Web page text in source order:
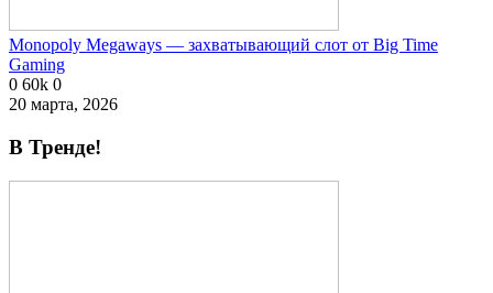
Monopoly Megaways — захватывающий слот от Big Time
Gaming
0 60k 0
20 марта, 2026
В Тренде!